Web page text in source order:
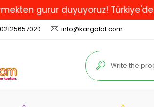
duyuyoruz! Türkiye'de En İyi
info@kargolat.com